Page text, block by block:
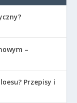
–
Przepisy i